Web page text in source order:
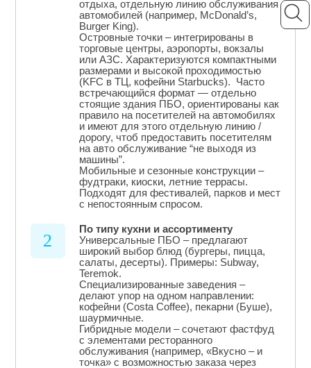
отдыха, отдельную линию обслуживания
автомобилей (например, McDonald’s,
Burger King).
Островные точки – интегрированы в
торговые центры, аэропорты, вокзалы
или АЗС. Характеризуются компактными
размерами и высокой проходимостью
(KFC в ТЦ, кофейни Starbucks). Часто
встречающийся формат — отдельно
стоящие здания ПБО, ориентированы как
правило на посетителей на автомобилях
и имеют для этого отдельную линию /
дорогу, чтоб предоставить посетителям
на авто обслуживание “не выходя из
машины”.
Мобильные и сезонные конструкции –
фудтраки, киоски, летние террасы.
Подходят для фестивалей, парков и мест
с непостоянным спросом.
2
По типу кухни и ассортименту
Универсальные ПБО – предлагают
широкий выбор блюд (бургеры, пицца,
салаты, десерты). Примеры: Subway,
Teremok.
Специализированные заведения –
делают упор на одном направлении:
кофейни (Costa Coffee), пекарни (Буше),
шаурмичные.
Гибридные модели – сочетают фастфуд
с элементами ресторанного
обслуживания (например, «Вкусно – и
точка» с возможностью заказа через